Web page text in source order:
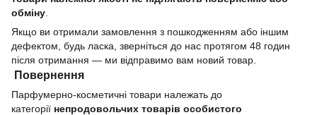
обміну
Якщо ви отримали замовлення з пошкодженням або іншим
дефектом, будь ласка, зверніться до нас протягом 48 годин
після отримання — ми відправимо вам новий товар.
Повернення
Парфумерно-косметичні товари належать до
категорії непродовольчих товарів особистого